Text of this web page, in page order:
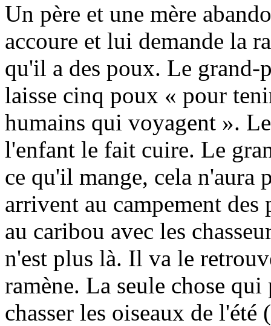
Un père et une mère
accoure et lui demande la
qu'il a des poux. Le
laisse cinq poux « pour
humains qui voyagent ».
l'enfant le fait cuire. Le
ce qu'il mange, cela n'aura
arrivent au campement des
au caribou avec les
n'est plus là. Il va le
ramène. La seule chose
chasser les oiseaux de